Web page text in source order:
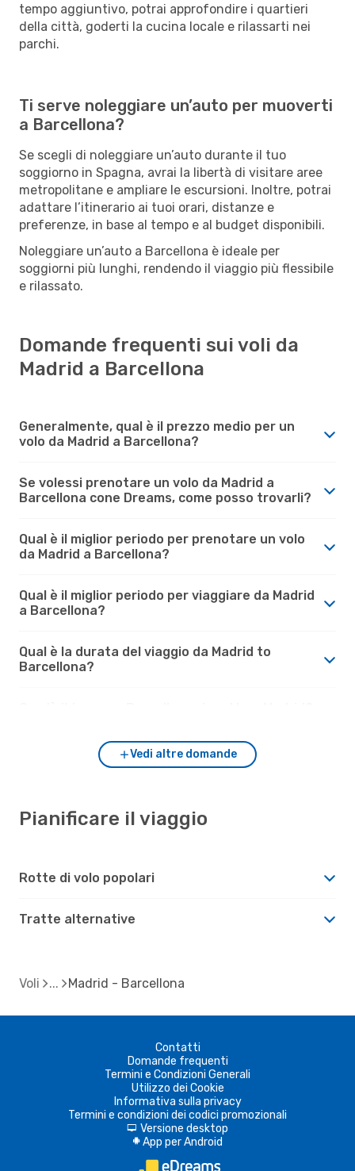
tempo aggiuntivo, potrai approfondire i quartieri
della città, goderti la cucina locale e rilassarti nei
parchi.
Ti serve noleggiare un’auto per muoverti
a Barcellona?
Se scegli di noleggiare un’auto durante il tuo
soggiorno in Spagna, avrai la libertà di visitare aree
metropolitane e ampliare le escursioni. Inoltre, potrai
adattare l’itinerario ai tuoi orari, distanze e
preferenze, in base al tempo e al budget disponibili.
Noleggiare un’auto a Barcellona è ideale per
soggiorni più lunghi, rendendo il viaggio più flessibile
e rilassato.
Domande frequenti sui voli da
Madrid a Barcellona
Generalmente, qual è il prezzo medio per un
volo da Madrid a Barcellona?
Se volessi prenotare un volo da Madrid a
Barcellona cone Dreams, come posso trovarli?
Qual è il miglior periodo per prenotare un volo
da Madrid a Barcellona?
Qual è il miglior periodo per viaggiare da Madrid
a Barcellona?
Qual è la durata del viaggio da Madrid to
Barcellona?
Vedi altre domande
Pianificare il viaggio
Rotte di volo popolari
Tratte alternative
Voli Madrid - Barcellona
Contatti
Domande frequenti
Termini e Condizioni Generali
Utilizzo dei Cookie
Informativa sulla privacy
Termini e condizioni dei codici promozionali
d Versione desktop
A App per Android